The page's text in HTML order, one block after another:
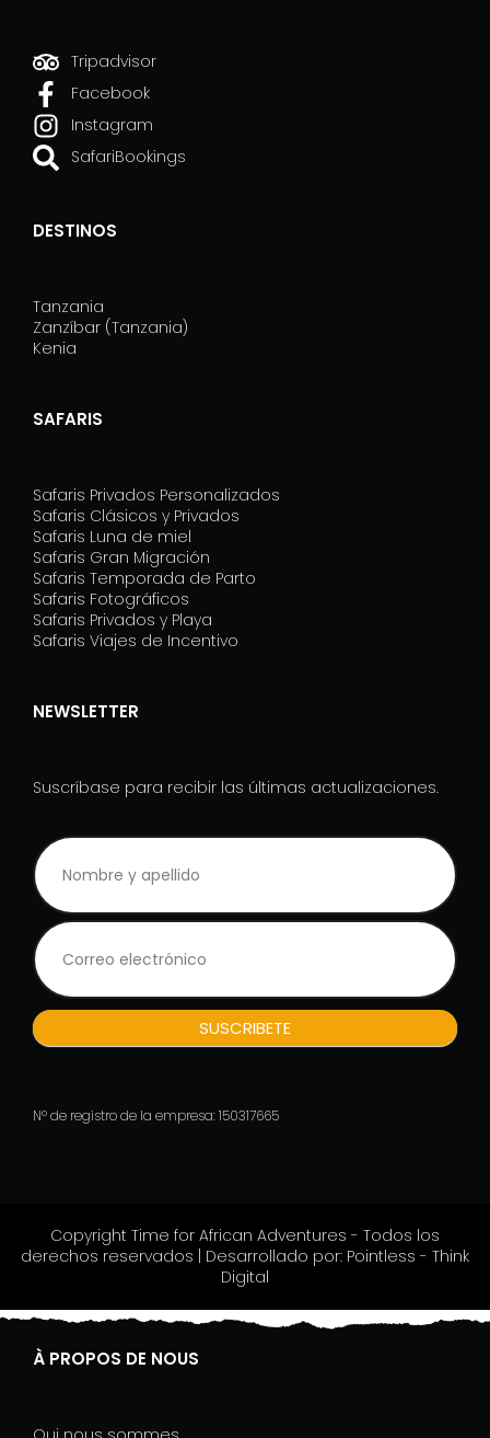
Tripadvisor
Facebook
Instagram
SafariBookings
DESTINOS
Tanzania
Zanzíbar (Tanzania)
Kenia
SAFARIS
Safaris Privados Personalizados
Safaris Clásicos y Privados
Safaris Luna de miel
Safaris Gran Migración
Safaris Temporada de Parto
Safaris Fotográficos
Safaris Privados y Playa
Safaris Viajes de Incentivo
NEWSLETTER
Suscríbase para recibir las últimas actualizaciones.
NL
Rodape_ES
f
y
u
a
r
h
u
n
t
i
s
f
i
SUSCRIBETE
Nº de registro de la empresa: 150317665
Copyright Time for African Adventures - Todos los
derechos reservados | Desarrollado por: Pointless - Think
Digital
À PROPOS DE NOUS